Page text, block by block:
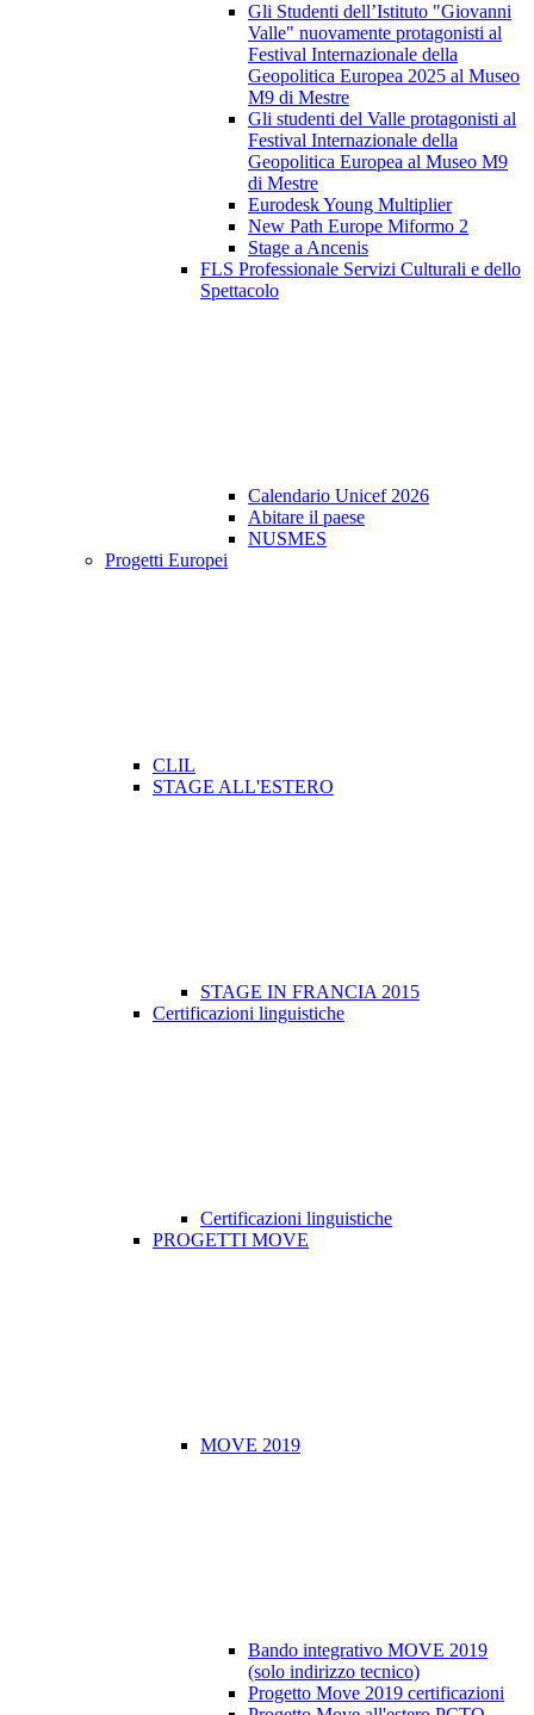
Gli Studenti dell’Istituto "Giovanni
Valle" nuovamente protagonisti al
Festival Internazionale della
Geopolitica Europea 2025 al Museo
M9 di Mestre
Gli studenti del Valle protagonisti al
Festival Internazionale della
Geopolitica Europea al Museo M9
di Mestre
Eurodesk Young Multiplier
New Path Europe Miformo 2
Stage a Ancenis
FLS Professionale Servizi Culturali e dello
Spettacolo
Calendario Unicef 2026
Abitare il paese
NUSMES
Progetti Europei
CLIL
STAGE ALL'ESTERO
STAGE IN FRANCIA 2015
Certificazioni linguistiche
Certificazioni linguistiche
PROGETTI MOVE
MOVE 2019
Bando integrativo MOVE 2019
(solo indirizzo tecnico)
Progetto Move 2019 certificazioni